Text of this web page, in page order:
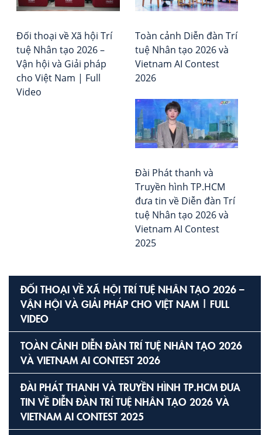
Đối thoại về Xã hội Trí
tuệ Nhân tạo 2026 –
Vận hội và Giải pháp
cho Việt Nam | Full
Video
Toàn cảnh Diễn đàn Trí
tuệ Nhân tạo 2026 và
Vietnam AI Contest
2026
Đài Phát thanh và
Truyền hình TP.HCM
đưa tin về Diễn đàn Trí
tuệ Nhân tạo 2026 và
Vietnam AI Contest
2025
ĐỐI THOẠI VỀ XÃ HỘI TRÍ TUỆ NHÂN TẠO 2026 –
VẬN HỘI VÀ GIẢI PHÁP CHO VIỆT NAM | FULL
VIDEO
TOÀN CẢNH DIỄN ĐÀN TRÍ TUỆ NHÂN TẠO 2026
VÀ VIETNAM AI CONTEST 2026
ĐÀI PHÁT THANH VÀ TRUYỀN HÌNH TP.HCM ĐƯA
TIN VỀ DIỄN ĐÀN TRÍ TUỆ NHÂN TẠO 2026 VÀ
VIETNAM AI CONTEST 2025